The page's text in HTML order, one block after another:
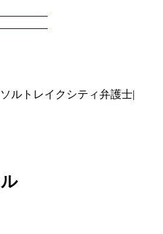
ルトレイクシティ弁護士|